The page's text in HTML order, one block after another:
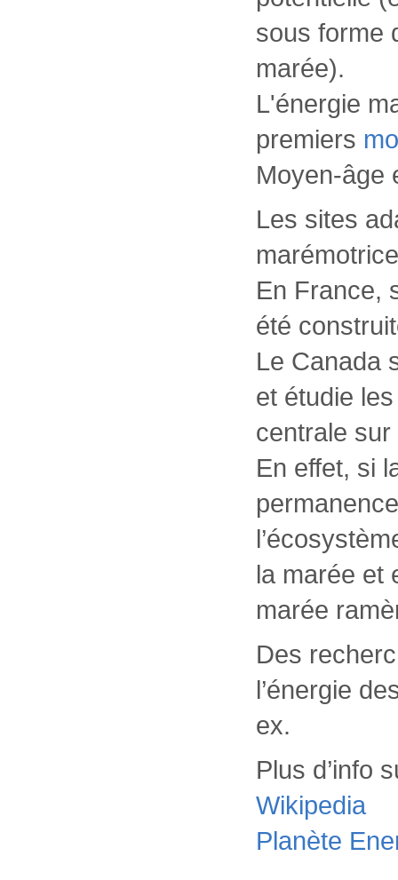
sous forme
marée).
L'énergie
premiers
Moyen-âge
Les sites
En France,
été
Le Canada
et étudie
centrale sur
En effet, si
la marée et
marée
Des
l’énergie
ex.
Plus d’info
Wikipedia
Planète